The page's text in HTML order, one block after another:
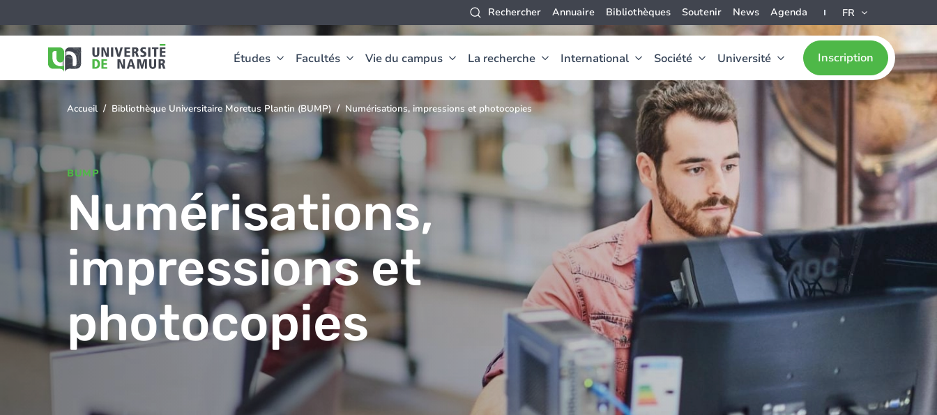
Rechercher Annuaire Bibliothèques Soutenir News Agenda FR
Études Facultés Vie du campus La recherche International Société Université Inscription
au
BUMP
Numérisations,
impressions et
photocopies
You
here
Accueil Bibliothèque Universitaire Moretus Plantin (BUMP) Numérisations, impressions et photocopies